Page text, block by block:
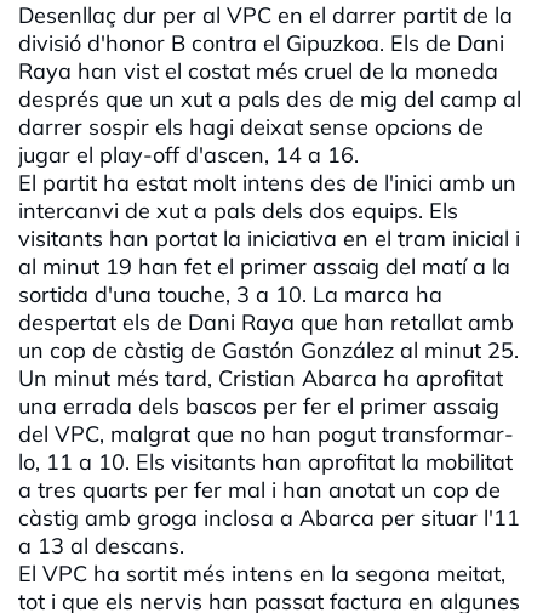
Desenllaç dur per al VPC en el darrer partit de la
divisió d'honor B contra el Gipuzkoa. Els de Dani
Raya han vist el costat més cruel de la moneda
després que un xut a pals des de mig del camp al
darrer sospir els hagi deixat sense opcions de
jugar el play-off d'ascen, 14 a 16.
El partit ha estat molt intens des de l'inici amb un
intercanvi de xut a pals dels dos equips. Els
visitants han portat la iniciativa en el tram inicial i
al minut 19 han fet el primer assaig del matí a la
sortida d'una touche, 3 a 10. La marca ha
despertat els de Dani Raya que han retallat amb
un cop de càstig de Gastón González al minut 25.
Un minut més tard, Cristian Abarca ha aprofitat
una errada dels bascos per fer el primer assaig
del VPC, malgrat que no han pogut transformar-
lo, 11 a 10. Els visitants han aprofitat la mobilitat
a tres quarts per fer mal i han anotat un cop de
càstig amb groga inclosa a Abarca per situar l'11
a 13 al descans.
El VPC ha sortit més intens en la segona meitat,
tot i que els nervis han passat factura en algunes